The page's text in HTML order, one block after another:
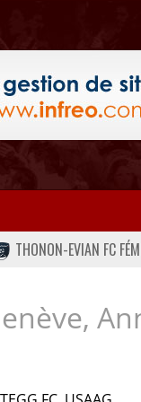
THONON-EVIAN FC